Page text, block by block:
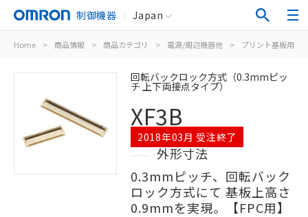
制御機器 Japan
Home > 商品情報 > 商品カテゴリ > 電源/周辺機器他 > プリント基板用コ
回転バックロック方式（0.3mmピッ
チ 上下両接点タイプ）
XF3B
2018年03月 受注終了
外形寸法
0.3mmピッチ、回転バック
ロック方式にて 基板上高さ
0.9mmを実現。【FPC用】